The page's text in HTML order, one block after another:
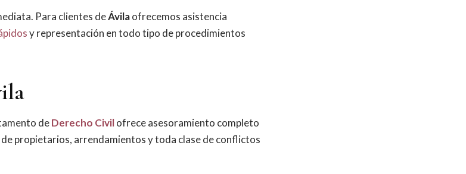
Para clientes deÁvilaofrecemos asistencia
y representación en todo tipo de procedimientos
deDerecho Civilofrece asesoramiento completo
de propietarios, arrendamientos y toda clase de conflictos